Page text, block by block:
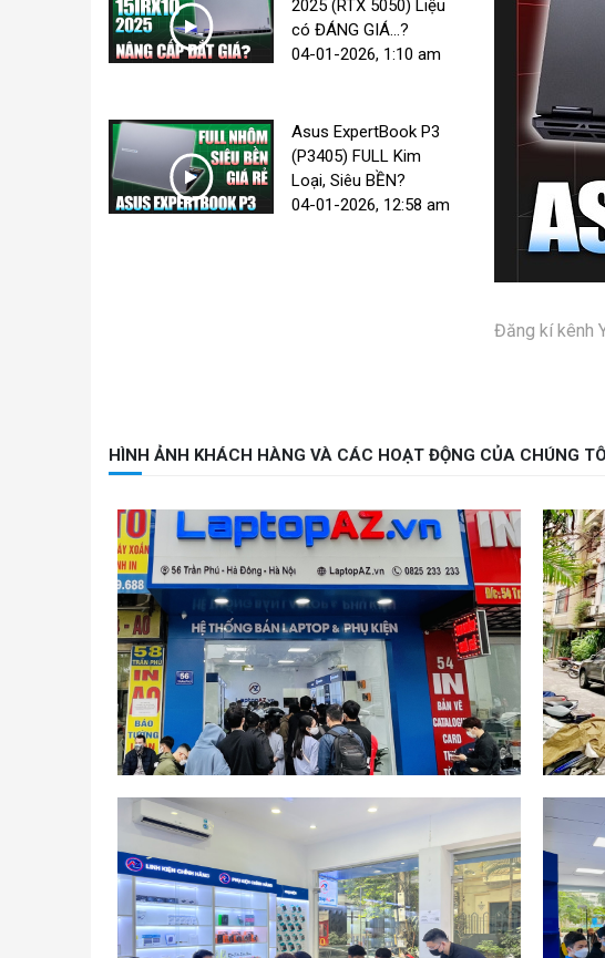
2025 (RTX 5050) Liệu
có ĐÁNG GIÁ...?
04-01-2026, 1:10 am
Asus ExpertBook P3
(P3405) FULL Kim
Loại, Siêu BỀN?
04-01-2026, 12:58 am
Đăng kí kênh
HÌNH ẢNH KHÁCH HÀNG VÀ CÁC HOẠT ĐỘNG CỦA CHÚNG